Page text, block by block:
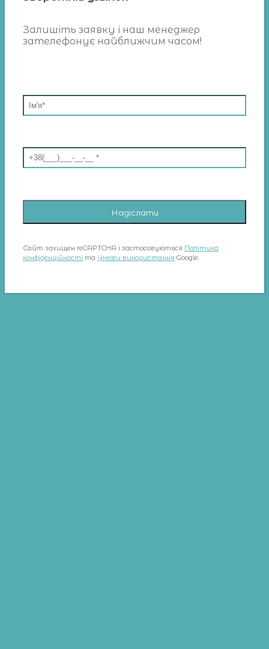
Залишіть заявку і наш менеджер
зателефонує найближчим часом!
Сайт захищен reCAPTCHA і застосовуються Політика
конфіденційності та Умови використання Google.